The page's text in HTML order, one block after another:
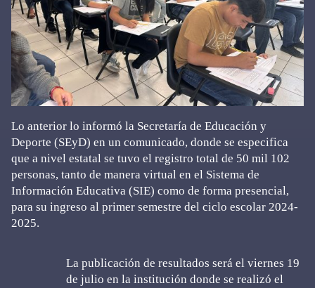
Lo anterior lo informó la Secretaría de Educación y
Deporte (SEyD) en un comunicado, donde se especifica
que a nivel estatal se tuvo el registro total de 50 mil 102
personas, tanto de manera virtual en el Sistema de
Información Educativa (SIE) como de forma presencial,
para su ingreso al primer semestre del ciclo escolar 2024-
2025.
La publicación de resultados será el viernes 19
de julio en la institución donde se realizó el